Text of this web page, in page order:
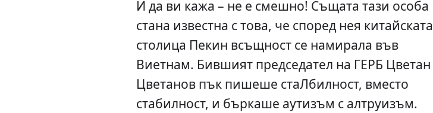
И да ви кажа – не е смешно! Същата тази особа
стана известна с това, че според нея китайската
столица Пекин всъщност се намирала във
Виетнам. Бившият председател на ГЕРБ Цветан
Цветанов пък пишеше стаЛбилност, вместо
стабилност, и бъркаше аутизъм с алтруизъм.